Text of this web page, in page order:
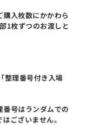
入枚数にかかわら
1枚ずつのお渡しと
理番号付き入場
号はランダムでの
ございません。